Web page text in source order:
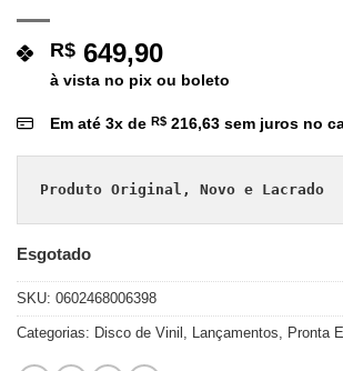
R$ 649,90
à vista no pix ou boleto
Em até 3x de R$ 216,63 sem juros no
Produto Original, Novo e Lacrado
Esgotado
SKU: 0602468006398
Categorias: Disco de Vinil Lançamentos Pronta